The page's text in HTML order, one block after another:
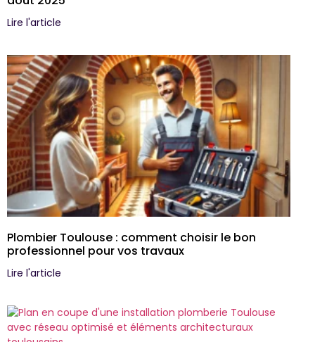
Lire l'article
Plombier Toulouse : comment choisir le bon
professionnel pour vos travaux
Lire l'article